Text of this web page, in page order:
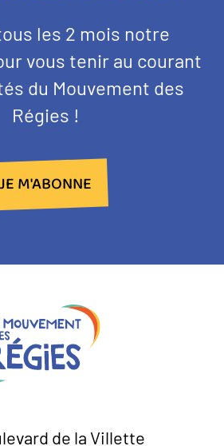
les 2 mois notre
vous tenir au courant
du Mouvement des
Régies !
JE M'ABONNE
de la Villette